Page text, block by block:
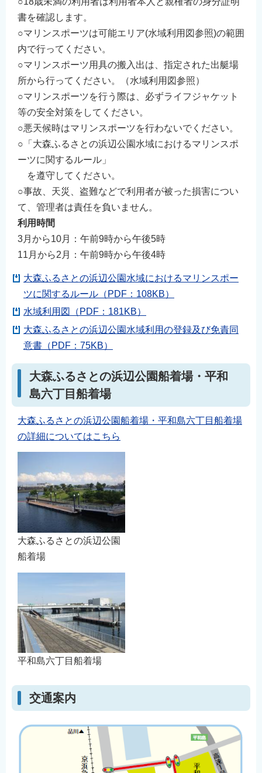
書を確認します。
○マリンスポーツは可能エリア(水域利用図参照)の範囲
内で行ってください。
○マリンスポーツ用具の搬入出は、指定された出艇場
所から行ってください。（水域利用図参照）
○マリンスポーツを行う際は、必ずライフジャケット
等の安全対策をしてください。
○悪天候時はマリンスポーツを行わないでください。
○「大森ふるさとの浜辺公園水域におけるマリンスポ
ーツに関するルール」
を遵守してください。
○事故、天災、盗難などで利用者が被った損害につい
て、管理者は責任を負いません。
利用時間
3月から10月：午前9時から午後5時
11月から2月：午前9時から午後4時
大森ふるさとの浜辺公園水域におけるマリンスポー
ツに関するルール（PDF：108KB）
水域利用図（PDF：181KB）
大森ふるさとの浜辺公園水域利用の登録及び免責同
意書（PDF：75KB）
大森ふるさとの浜辺公園船着場・平和
島六丁目船着場
大森ふるさとの浜辺公園船着場・平和島六丁目船着場
の詳細についてはこちら
大森ふるさとの浜辺公園
船着場
平和島六丁目船着場
交通案内